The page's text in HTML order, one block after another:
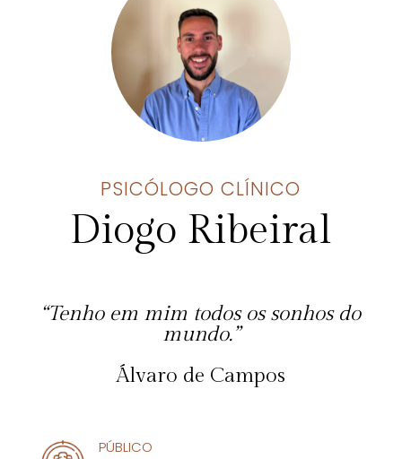
PSICÓLOGO CLÍNICO
Diogo Ribeiral
“Tenho em mim todos os sonhos do
mundo.”
Álvaro de Campos
PÚBLICO